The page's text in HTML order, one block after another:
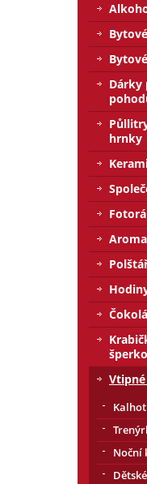
Dárky
hrnky
Noční